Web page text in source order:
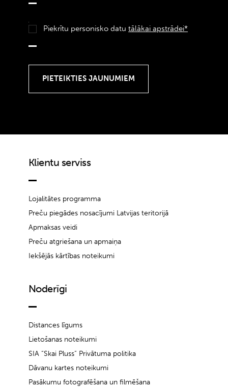
Piekrītu personisko datu tālākai apstrādei*
Klientu serviss
Lojalitātes programma
Preču piegādes nosacījumi Latvijas teritorijā
Apmaksas veidi
Preču atgriešana un apmaiņa
Iekšējās kārtības noteikumi
Noderīgi
Distances līgums
Lietošanas noteikumi
SIA “Skai Pluss” Privātuma politika
Dāvanu kartes noteikumi
Pasākumu fotografēšana un filmēšana